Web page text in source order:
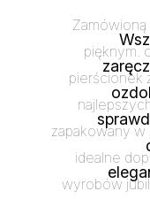
Zamówioną
pięknym.
pierścionek
zapakowany w
idealne
wyrobów